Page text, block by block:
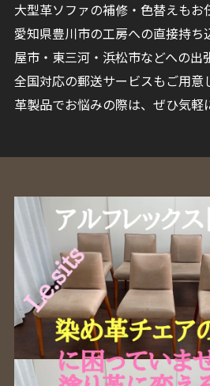
大型革ソファの補修・色替えもお
愛知県豊川市の工房への直接持ち
屋市・東三河・浜松市などへの出
全国対応の郵送サービスもご用意
革製品でお悩みの際は、ぜひ気軽